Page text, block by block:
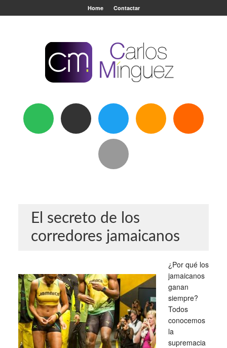
Home Contactar
El secreto de los
corredores jamaicanos
¿Por qué los
jamaicanos
ganan
siempre?
Todos
conocemos
la
supremacia